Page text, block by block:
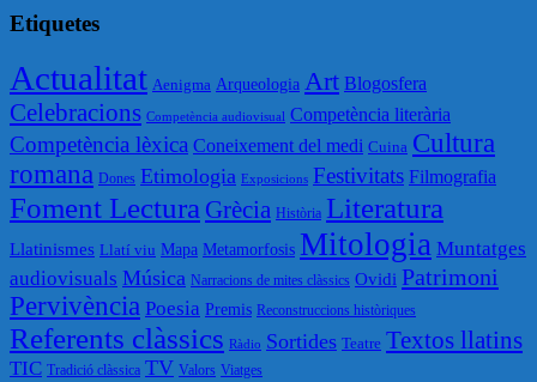
Etiquetes
Actualitat Aenigma Arqueologia Art Blogosfera
Celebracions Competència audiovisual Competència literària
Competència lèxica Coneixement del medi Cuina Cultura
romana Dones Etimologia Exposicions Festivitats Filmografia
Foment Lectura Grècia Història Literatura
Llatinismes Llatí viu Mapa Metamorfosis Mitologia Muntatges
audiovisuals Música Narracions de mites clàssics Ovidi Patrimoni
Pervivència Poesia Premis Reconstruccions històriques
Referents clàssics Ràdio Sortides Teatre Textos llatins
TIC Tradició clàssica TV Valors Viatges